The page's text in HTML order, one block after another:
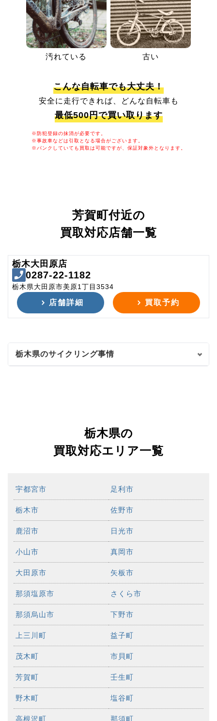
汚れている 古い
こんな自転車でも大丈夫！
安全に走行できれば、どんな自転車も
最低500円で買い取ります
※防犯登録の抹消が必要です。
※事故車などは引取となる場合がございます。
※パンクしていても買取は可能ですが、保証対象外となります。
芳賀町付近の
買取対応店舗一覧
栃木大田原店
0287-22-1182
栃木県大田原市美原1丁目3534
店舗詳細 買取予約
栃木県のサイクリング事情
栃木県の
買取対応エリア一覧
宇都宮市 足利市
栃木市 佐野市
鹿沼市 日光市
小山市 真岡市
大田原市 矢板市
那須塩原市 さくら市
那須烏山市 下野市
上三川町 益子町
茂木町 市貝町
芳賀町 壬生町
野木町 塩谷町
高根沢町 那須町